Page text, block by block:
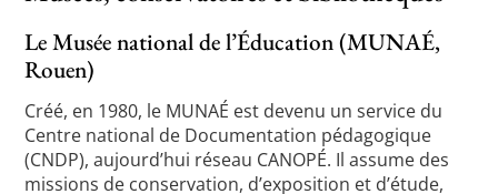
Le Musée national de l’Éducation (MUNAÉ,
Rouen)
Créé, en 1980, le MUNAÉ est devenu un service du
Centre national de Documentation pédagogique
(CNDP), aujourd’hui réseau CANOPÉ. Il assume des
missions de conservation, d’exposition et d’étude,